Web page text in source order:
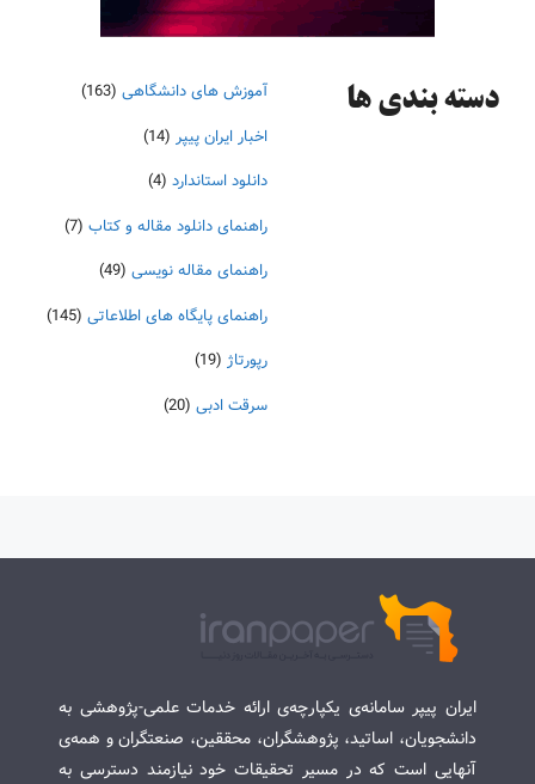
دسته‌ بندی ها آموزش های دانشگاهی (163)
اخبار ایران پیپر (14)
دانلود استاندارد (4)
راهنمای دانلود مقاله و کتاب (7)
راهنمای مقاله نویسی (49)
راهنمای پایگاه های اطلاعاتی (145)
رپورتاژ (19)
سرقت ادبی (20)
ایران پیپر سامانه‌ی یکپارچه‌ی ارائه خدمات علمی-پژوهشی به
دانشجویان، اساتید، پژوهشگران، محققین، صنعتگران و همه‌ی
آنهایی است که در مسیر تحقیقات خود نیازمند دسترسی به